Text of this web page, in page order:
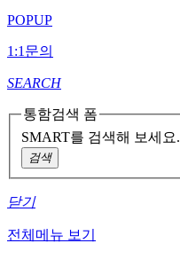
POPUP
1:1문의
SEARCH
통함검색 폼
SMART를 검색해 보세요.
검색
닫기
전체메뉴 보기